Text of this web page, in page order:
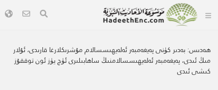
ھەدىس:بەدىر كۈنى پەيغەمبەر ئەلەيھىسسالام مۇشرىكلارغا قارىدى، ئۇلار
مىڭ ئىدى، پەيغەمبەر ئەلەيھىسسالامنىڭ ساھابىلىرى ئۈچ يۈز ئون توققۇز
كىشى ئىدى